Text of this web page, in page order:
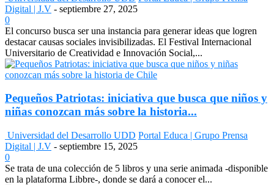
Digital | J.V - septiembre 27, 2025
0
El concurso busca ser una instancia para generar ideas que logren
destacar causas sociales invisibilizadas. El Festival Internacional
Universitario de Creatividad e Innovación Social,...
Pequeños Patriotas: iniciativa que busca que niños y
niñas conozcan más sobre la historia...
Universidad del Desarrollo UDD Portal Educa | Grupo Prensa
Digital | J.V - septiembre 15, 2025
0
Se trata de una colección de 5 libros y una serie animada -disponible
en la plataforma Libbre-, donde se dará a conocer el...